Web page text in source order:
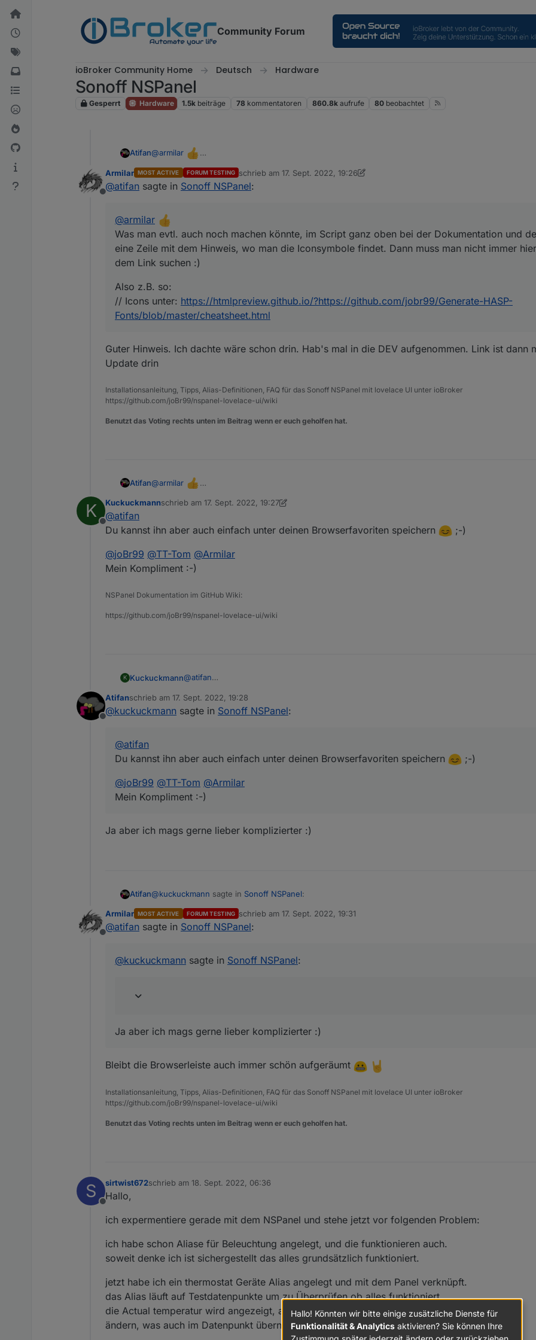
Weiter zum Inhalt
Community Forum
ioBroker Community Home Deutsch Hardware
Sonoff NSPanel
Gesperrt Hardware 1.5k beiträge 78 kommentatoren 860.8k aufrufe 80 beobachtet
Atifan@armilar
dem Hinweis, wo man die Iconsymbole findet. Dann muss man nicht immer hier im Forum nach dem
Also z.B. so:
// Icons unter:https://htmlpreview.github.io/?https://github.com/jobr99/Generate-HASP-Fonts/blob/
Offline
Armilar MOST ACTIVE FORUM TESTING schrieb am17. Sept. 2022, 19:26
zuletzt editiert von Armilar
@atifan sagte in Sonoff NSPanel:
@armilar
Was man evtl. auch noch machen könnte, im Script ganz oben bei der Dokumentation und
eine Zeile mit dem Hinweis, wo man die Iconsymbole findet. Dann muss man nicht immer
dem Link suchen :)
Also z.B. so:
// Icons unter: https://htmlpreview.github.io/?https://github.com/jobr99/Generate-HASP-
Fonts/blob/master/cheatsheet.html
Guter Hinweis. Ich dachte wäre schon drin. Hab's mal in die DEV aufgenommen. Link ist dann
Update drin
Installationsanleitung, Tipps, Alias-Definitionen, FAQ für das Sonoff NSPanel mit lovelace UI unter ioBroker
https://github.com/joBr99/nspanel-lovelace-ui/wiki
Benutzt das Voting rechts unten im Beitrag wenn er euch geholfen hat.
Atifan@armilar
dem Hinweis, wo man die Iconsymbole findet. Dann muss man nicht immer hier im Forum nach dem
Also z.B. so:
K
Offline
Kuckuckmannschrieb am 17. Sept. 2022, 19:27
zuletzt editiert von Kuckuckmann
@atifan
Du kannst ihn aber auch einfach unter deinen Browserfavoriten speichern
;-)
@joBr99 @TT-Tom @Armilar
Mein Kompliment :-)
NSPanel Dokumentation im GitHub Wiki:
https://github.com/joBr99/nspanel-lovelace-ui/wiki
K Kuckuckmann@atifan
@joBr99 @ TT-Tom
Mein Kompliment :-)
Offline
Atifanschrieb am 17. Sept. 2022, 19:28
zuletzt editiert von
@kuckuckmann sagte in Sonoff NSPanel:
@atifan
Du kannst ihn aber auch einfach unter deinen Browserfavoriten speichern
;-)
@joBr99 @TT-Tom @Armilar
Mein Kompliment :-)
Ja aber ich mags gerne lieber komplizierter :)
Atifan@kuckuckmann sagte in Sonoff NSPanel:
@ atifan
@joBr99 @TT-Tom @Armilar
Offline
Armilar MOST ACTIVE FORUM TESTING schrieb am17. Sept. 2022, 19:31
zuletzt editiert von
@atifan sagte in Sonoff NSPanel:
@kuckuckmann sagte in Sonoff NSPanel:
Ja aber ich mags gerne lieber komplizierter :)
Bleibt die Browserleiste auch immer schön aufgeräumt
Installationsanleitung, Tipps, Alias-Definitionen, FAQ für das Sonoff NSPanel mit lovelace UI unter ioBroker
https://github.com/joBr99/nspanel-lovelace-ui/wiki
Benutzt das Voting rechts unten im Beitrag wenn er euch geholfen hat.
S
Offline
sirtwist672schrieb am 18. Sept. 2022, 06:36
zuletzt editiert von
Hallo,
ich expermentiere gerade mit dem NSPanel und stehe jetzt vor folgenden Problem:
ich habe schon Aliase für Beleuchtung angelegt, und die funktionieren auch.
soweit denke ich ist sichergestellt das alles grundsätzlich funktioniert.
jetzt habe ich ein thermostat Geräte Alias angelegt und mit dem Panel verknüpft.
das Alias läuft auf Testdatenpunkte um zu Überprüfen ob alles funktioniert
die Actual temperatur wird angezeigt, auch kann ich die Wunschtemperatur
ändern, was auch im Datenpunkt übernomen wird.
Hallo! Könnten wir bitte einige zusätzliche Dienste für
Funktionalität & Analytics aktivieren? Sie können Ihre